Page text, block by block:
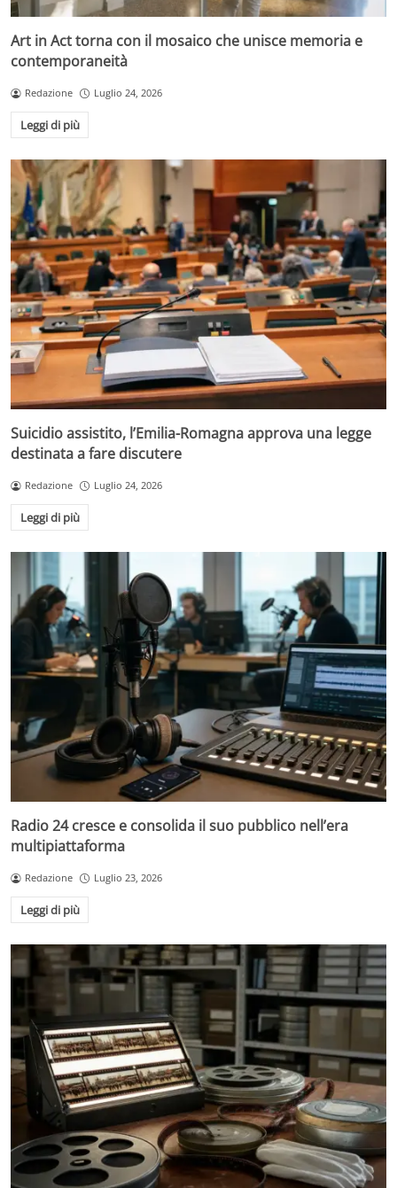
Art in Act torna con il mosaico che unisce memoria e
contemporaneità
Redazione Luglio 24, 2026
Leggi di più
Suicidio assistito, l’Emilia-Romagna approva una legge
destinata a fare discutere
Redazione Luglio 24, 2026
Leggi di più
Radio 24 cresce e consolida il suo pubblico nell’era
multipiattaforma
Redazione Luglio 23, 2026
Leggi di più